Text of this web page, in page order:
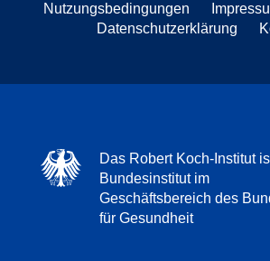
Nutzungsbedingungen
Datenschutzerklärung
Das Robert Koch-Institut
Bundesinstitut im
Geschäftsbereich des
für Gesundheit